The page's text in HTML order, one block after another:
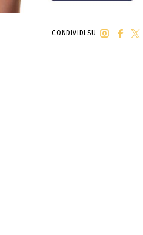
CONDIVIDI SU